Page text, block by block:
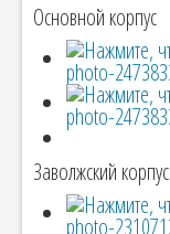
Основной корпус
Заволжский корпус